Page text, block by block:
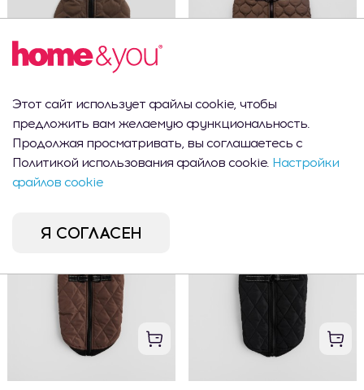
Одежда для животного Celtic
500 MDL
Этот сайт использует файлы cookie, чтобы
предложить вам желаемую функциональность.
Продолжая просматривать, вы соглашаетесь с
Политикой использования файлов cookie. Настройки
файлов cookie
Я СОГЛАСЕН